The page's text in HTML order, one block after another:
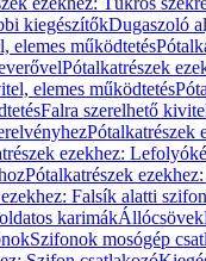
kiegészítőkDugaszoló
elemes működtetés
Pótalkatrészek
elemes működtetés
Falra szerelhető
Pótalkatrészek
ezekhez:
Pótalkatrészek
Falsík alatti
karimákÁllócsövek
Szifonok mosógép